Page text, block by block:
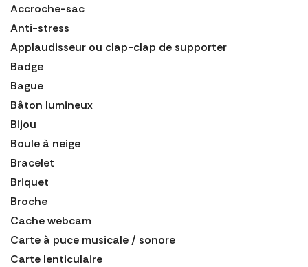
Accroche-sac
Anti-stress
Applaudisseur ou clap-clap de supporter
Badge
Bague
Bâton lumineux
Bijou
Boule à neige
Bracelet
Briquet
Broche
Cache webcam
Carte à puce musicale / sonore
Carte lenticulaire